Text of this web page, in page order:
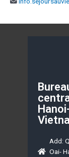
Add:
Oai-